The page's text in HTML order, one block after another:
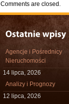
Comments are closed.
Agencje i Pośrednicy
Nieruchomości
14 lipca, 2026
Analizy i Prognozy
12 lipca, 2026